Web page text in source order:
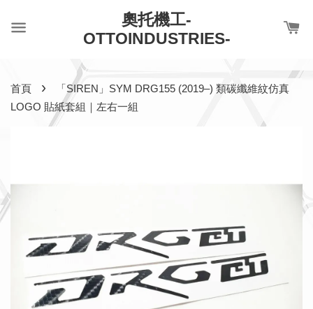
奧托機工-
OTTOINDUSTRIES-
首頁 ›
「SIREN」SYM DRG155 (2019–) 類碳纖維紋仿真
LOGO 貼紙套組｜左右一組